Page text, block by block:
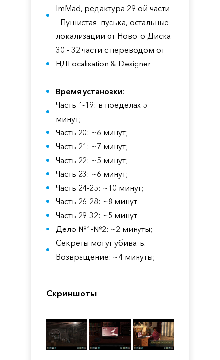
ImMad, редактура 29-ой части
- Пушистая_пуська, остальные
локализации от Нового Диска
30 - 32 части с переводом от
НДLocalisation & Designer
Время установки:
Часть 1-19: в пределах 5
минут;
Часть 20: ~6 минут;
Часть 21: ~7 минут;
Часть 22: ~5 минут;
Часть 23: ~6 минут;
Часть 24-25: ~10 минут;
Часть 26-28: ~8 минут;
Часть 29-32: ~5 минут;
Дело №1-№2: ~2 минуты;
Секреты могут убивать.
Возвращение: ~4 минуты;
Скриншоты